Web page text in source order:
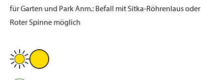
für Garten und ParkAnm.: Befall mit Sitka-Röhrenlaus oder
Roter Spinne möglich